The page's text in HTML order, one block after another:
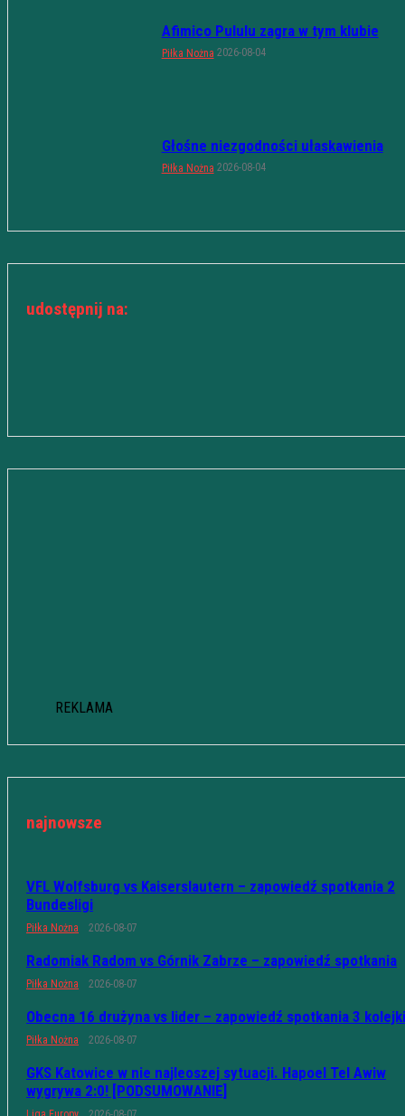
Afimico Pululu zagra w tym klubie
Piłka Nożna 2026-08-04
Głośne niezgodności ułaskawienia
Piłka Nożna 2026-08-04
udostępnij na:
REKLAMA
najnowsze
VFL Wolfsburg vs Kaiserslautern – zapowiedź spotkania 2
Bundesligi
Piłka Nożna 2026-08-07
Radomiak Radom vs Górnik Zabrze – zapowiedź spotkania
Piłka Nożna 2026-08-07
Obecna 16 drużyna vs lider – zapowiedź spotkania 3 kolejki
Piłka Nożna 2026-08-07
GKS Katowice w nie najleoszej sytuacji. Hapoel Tel Awiw
wygrywa 2:0! [PODSUMOWANIE]